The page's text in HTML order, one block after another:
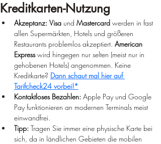
Kreditkarten-Nutzung
Akzeptanz: Visa und Mastercard werden in fast
allen Supermärkten, Hotels und größeren
Restaurants problemlos akzeptiert. American
Express wird hingegen nur selten (meist nur in
gehobenen Hotels) angenommen. Keine
Kreditkarte? Dann schaut mal hier auf
Tarifcheck24 vorbei!*
Kontaktloses Bezahlen: Apple Pay und Google
Pay funktionieren an modernen Terminals meist
einwandfrei.
Tipp: Tragen Sie immer eine physische Karte bei
sich, da in ländlichen Gebieten die mobilen